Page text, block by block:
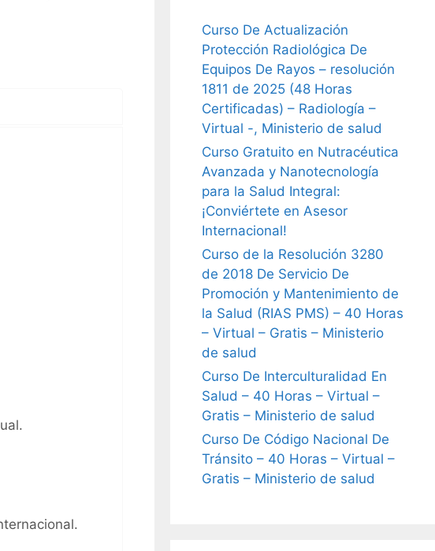
Curso De Actualización
Protección Radiológica De
Equipos De Rayos – resolución
1811 de 2025 (48 Horas
Certificadas) – Radiología –
Virtual -, Ministerio de salud
Curso Gratuito en Nutracéutica
Avanzada y Nanotecnología
para la Salud Integral:
¡Conviértete en Asesor
Internacional!
Curso de la Resolución 3280
de 2018 De Servicio De
Promoción y Mantenimiento de
la Salud (RIAS PMS) – 40 Horas
– Virtual – Gratis – Ministerio
de salud
Curso De Interculturalidad En
Salud – 40 Horas – Virtual –
Gratis – Ministerio de salud
Curso De Código Nacional De
Tránsito – 40 Horas – Virtual –
Gratis – Ministerio de salud